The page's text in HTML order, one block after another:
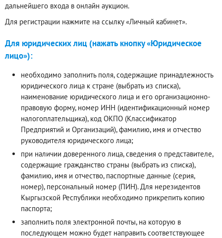
дальнейшего входа в онлайн аукцион.
Для регистрации нажмите на ссылку «Личный кабинет».
Для юридических лиц (нажать кнопку «Юридическое
лицо»):
необходимо заполнить поля, содержащие принадлежность
юридического лица к стране (выбрать из списка),
наименование юридического лица и его организационно-
правовую форму, номер ИНН (идентификационный номер
налогоплательщика), код ОКПО (Классификатор
Предприятий и Организаций), фамилию, имя и отчество
руководителя юридического лица;
при наличии доверенного лица, сведения о представителе,
содержащие гражданство страны (выбрать из списка),
фамилию, имя и отчество, паспортные данные (серия,
номер), персональный номер (ПИН). Для нерезидентов
Кыргызской Республики необходимо прикрепить копию
паспорта;
заполнить поля электронной почты, на которую в
последующем можно будет направить соответствующее